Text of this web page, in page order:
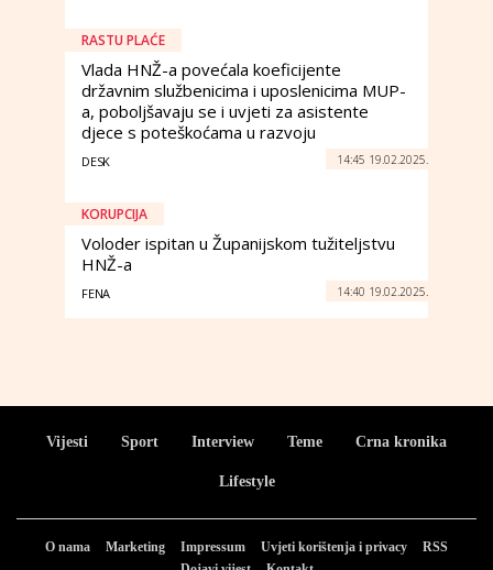
RASTU PLAĆE
Vlada HNŽ-a povećala koeficijente
državnim službenicima i uposlenicima MUP-
a, poboljšavaju se i uvjeti za asistente
djece s poteškoćama u razvoju
DESK 14:45 19.02.2025.
KORUPCIJA
Voloder ispitan u Županijskom tužiteljstvu
HNŽ-a
FENA 14:40 19.02.2025.
Vijesti Sport Interview Teme Crna kronika
Lifestyle
O nama Marketing Impressum Uvjeti korištenja i privacy
RSS